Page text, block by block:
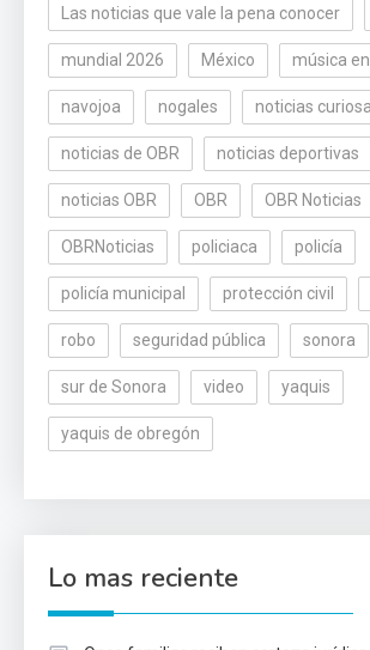
Las noticias que vale la pena conocer
mundial 2026 México música
navojoa nogales noticias
noticias de OBR noticias deportivas
noticias OBR OBR OBR Noticias
OBRNoticias policiaca policía
policía municipal protección civil
robo seguridad pública sonora
sur de Sonora video yaquis
yaquis de obregón
Lo mas reciente